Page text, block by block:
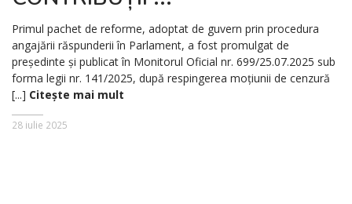
Primul pachet de reforme, adoptat de guvern prin procedura
angajării răspunderii în Parlament, a fost promulgat de
președinte și publicat în Monitorul Oficial nr. 699/25.07.2025 sub
forma legii nr. 141/2025, după respingerea moțiunii de cenzură
[...] Citește mai mult
28 iulie 2025